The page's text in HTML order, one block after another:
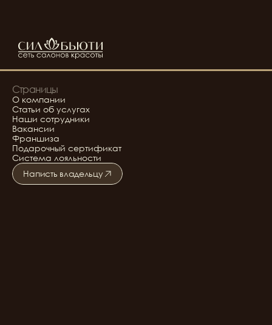
Страницы
О компании
Статьи об услугах
Наши сотрудники
Вакансии
Франшиза
Подарочный сертификат
Система лояльности
Написть владельцу